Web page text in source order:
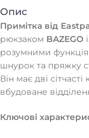
Опис
Примітка від
рюкзаком BAZEGO
розумними
шнурок та пряжку
Він має дві
вбудоване
Ключові